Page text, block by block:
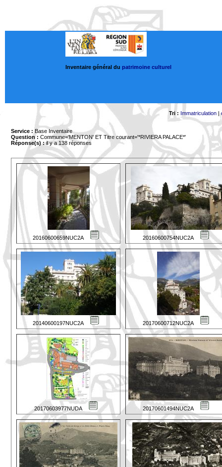
Inventaire général du patrimoine culturel
Tri : Immatriculation|
Service : Base Inventaire
Question : Commune='MENTON' ET Titre courant='*RIVIERA PALACE*'
Réponse(s) :il y a 138 réponses
20160600659NUC2A 20160600754NUC2A
20140600197NUC2A 20170600712NUC2A
20170603977NUDA 20170601494NUC2A